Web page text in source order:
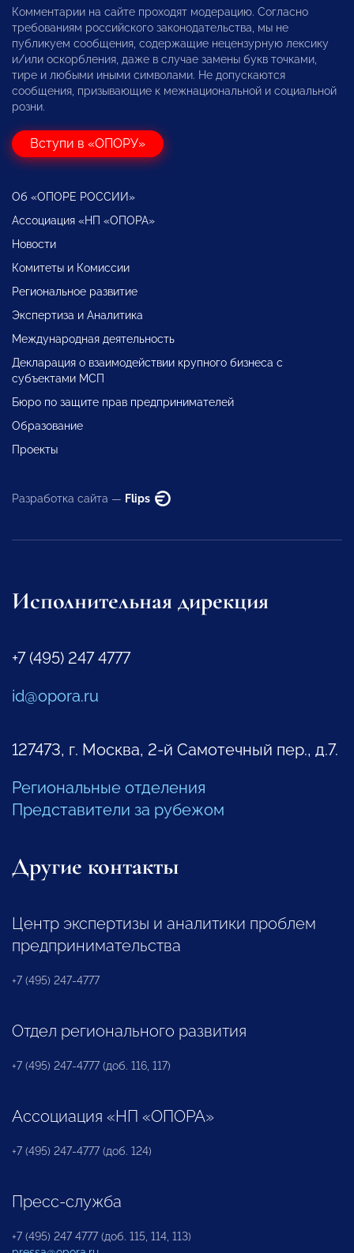
Комментарии на сайте проходят модерацию. Согласно
требованиям российского законодательства, мы не
публикуем сообщения, содержащие нецензурную лексику
и/или оскорбления, даже в случае замены букв точками,
тире и любыми иными символами. Не допускаются
сообщения, призывающие к межнациональной и социальной
розни.
Вступи в «ОПОРУ»
Об «ОПОРЕ РОССИИ»
Ассоциация «НП «ОПОРА»
Новости
Комитеты и Комиссии
Региональное развитие
Экспертиза и Аналитика
Международная деятельность
Декларация о взаимодействии крупного бизнеса с
субъектами МСП
Бюро по защите прав предпринимателей
Образование
Проекты
Разработка сайта — Flips
Исполнительная дирекция
+7 (495) 247 4777
id@opora.ru
127473, г. Москва, 2-й Самотечный пер., д.7.
Региональные отделения
Представители за рубежом
Другие контакты
Центр экспертизы и аналитики проблем
предпринимательства
+7 (495) 247-4777
Отдел регионального развития
+7 (495) 247-4777 (доб. 116, 117)
Ассоциация «НП «ОПОРА»
+7 (495) 247-4777 (доб. 124)
Пресс-служба
+7 (495) 247 4777 (доб. 115, 114, 113)